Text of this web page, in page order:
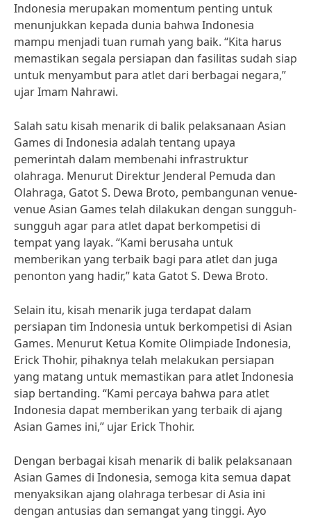
Indonesia merupakan momentum penting untuk
menunjukkan kepada dunia bahwa Indonesia
mampu menjadi tuan rumah yang baik. “Kita harus
memastikan segala persiapan dan fasilitas sudah siap
untuk menyambut para atlet dari berbagai negara,”
ujar Imam Nahrawi.
Salah satu kisah menarik di balik pelaksanaan Asian
Games di Indonesia adalah tentang upaya
pemerintah dalam membenahi infrastruktur
olahraga. Menurut Direktur Jenderal Pemuda dan
Olahraga, Gatot S. Dewa Broto, pembangunan venue-
venue Asian Games telah dilakukan dengan sungguh-
sungguh agar para atlet dapat berkompetisi di
tempat yang layak. “Kami berusaha untuk
memberikan yang terbaik bagi para atlet dan juga
penonton yang hadir,” kata Gatot S. Dewa Broto.
Selain itu, kisah menarik juga terdapat dalam
persiapan tim Indonesia untuk berkompetisi di Asian
Games. Menurut Ketua Komite Olimpiade Indonesia,
Erick Thohir, pihaknya telah melakukan persiapan
yang matang untuk memastikan para atlet Indonesia
siap bertanding. “Kami percaya bahwa para atlet
Indonesia dapat memberikan yang terbaik di ajang
Asian Games ini,” ujar Erick Thohir.
Dengan berbagai kisah menarik di balik pelaksanaan
Asian Games di Indonesia, semoga kita semua dapat
menyaksikan ajang olahraga terbesar di Asia ini
dengan antusias dan semangat yang tinggi. Ayo